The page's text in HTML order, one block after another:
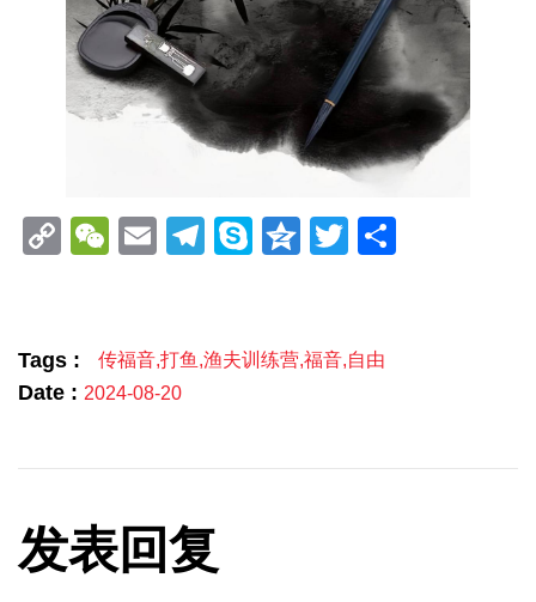
CopyWeChat
EmailTelegram
SkypeQzoneTwitter
Tags : 传福音,打鱼 ,渔夫训练营,福音,自由
Date : 2024-08-20
发表回复